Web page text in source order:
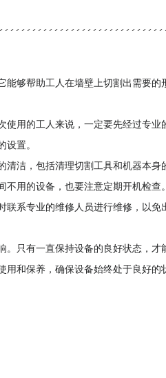
能够帮助工人在墙壁上切割出需要的
用的工人来说，一定要先经过专业
置。
洁，包括清理切割工具和机器本身
用的设备，也要注意定期开机检查。
系专业的维修人员进行维修，以免
只有一直保持设备的良好状态，才
和保养，确保设备始终处于良好的